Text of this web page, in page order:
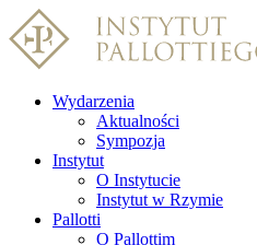
Wydarzenia
Aktualności
Sympozja
Instytut
O Instytucie
Instytut w Rzymie
Pallotti
O Pallottim